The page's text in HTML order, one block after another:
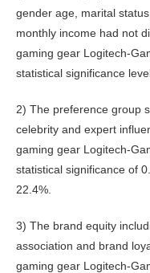
gender age, marital
monthly income had not
gaming gear Logitech-
statistical significance
2) The preference group
celebrity and expert
gaming gear Logitech-
statistical significance of
22.4%.
3) The brand equity
association and brand
gaming gear Logitech-